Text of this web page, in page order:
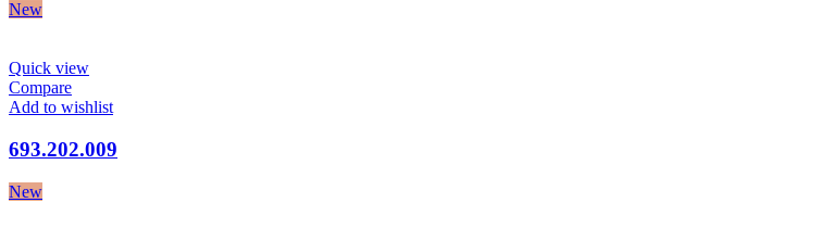
New
Quick view
Compare
Add to wishlist
693.202.009
New